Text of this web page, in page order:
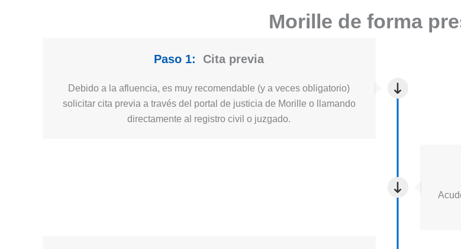
Morille de forma
Paso 1: Cita previa
Debido a la afluencia, es muy recomendable (y a veces obligatorio)
solicitar cita previa a través del portal de justicia de Morille o llamando
directamente al registro civil o juzgado.